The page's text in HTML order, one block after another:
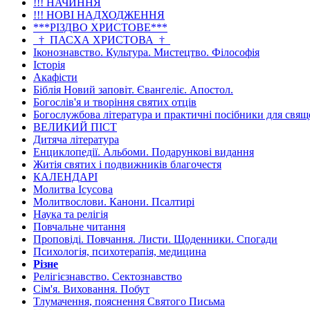
!!! НАЧИННЯ
!!! НОВІ НАДХОДЖЕННЯ
***РІЗДВО ХРИСТОВЕ***
_†_ПАСХА ХРИСТОВА_†_
Іконознавство. Культура. Мистецтво. Філософія
Історія
Акафісти
Біблія Новий заповіт. Євангеліє. Апостол.
Богослів'я и творіння святих отців
Богослужбова література и практичні посібники для
ВЕЛИКИЙ ПІСТ
Дитяча література
Енциклопедії. Альбоми. Подарункові видання
Житія святих і подвижників благочестя
КАЛЕНДАРІ
Молитва Ісусова
Молитвослови. Канони. Псалтирі
Наука та релігія
Повчальне читання
Проповіді. Повчання. Листи. Щоденники. Спогади
Психологія, психотерапія, медицина
Різне
Релігієзнавство. Сектознавство
Сім'я. Виховання. Побут
Тлумачення, пояснення Святого Письма